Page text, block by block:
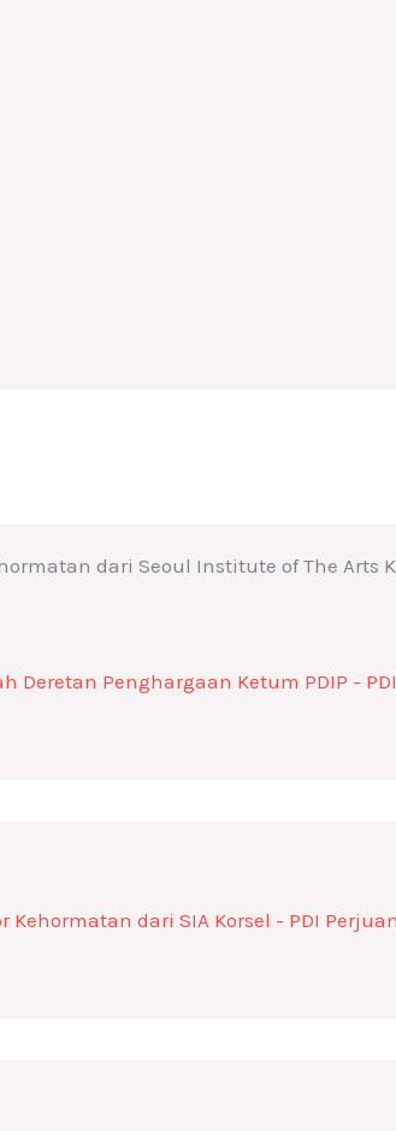
dari Seoul Institute of The Arts
Deretan Penghargaan Ketum PDIP -
Kehormatan dari SIA Korsel - PDI